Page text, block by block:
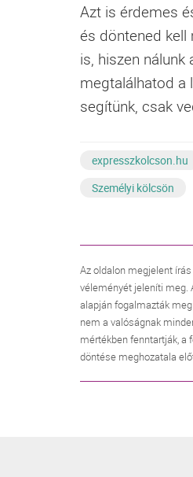
Azt is érdemes
és döntened kell
is, hiszen
megtalálhatod a
segítünk, csak
expresszkolcson.hu
Személyi kölcsön
Az oldalon megjelent
véleményét jeleníti meg.
alapján fogalmazták
nem a valóságnak
mértékben fenntartják,
döntése meghozatala